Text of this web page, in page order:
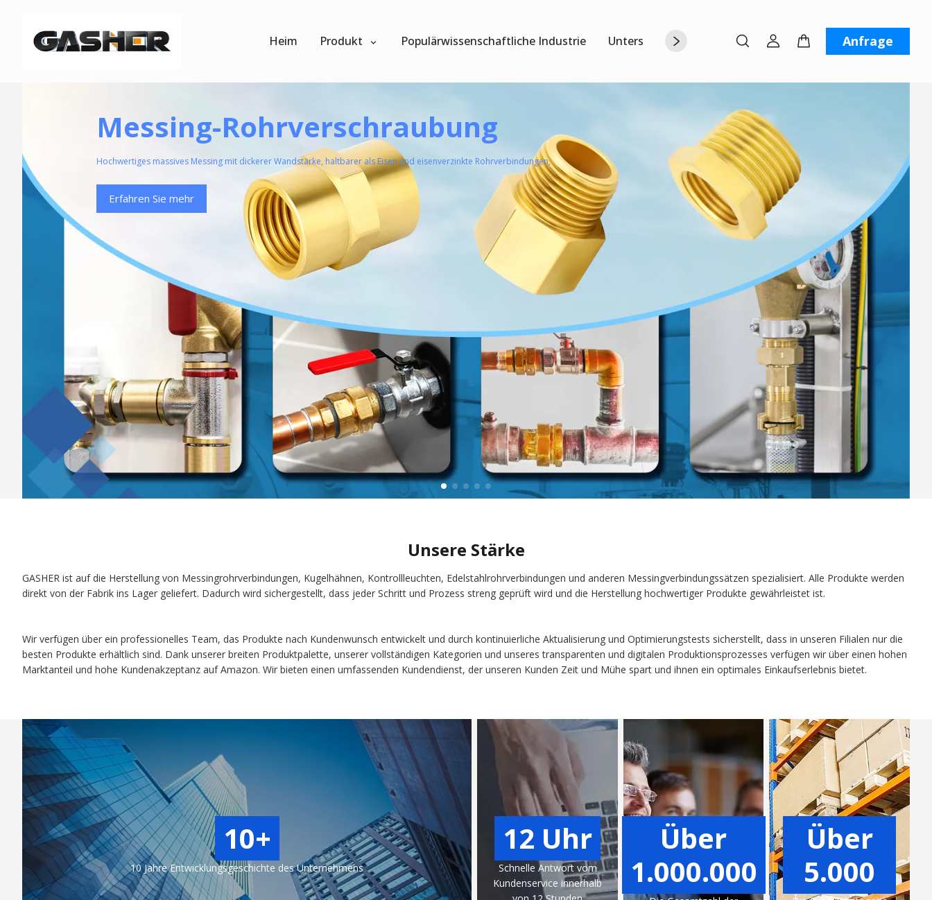
Heim Produkt Populärwissenschaftliche Industrie Unterstützung Über uns Kontaktiere unsAnfrage
Messing-Rohrverschraubung
Hochwertiges massives Messing mit dickerer Wandstärke, haltbarer als Eisen und eisenverzinkte Rohrverbindungen,
Erfahren Sie mehr
Unsere Stärke
GASHER ist auf die Herstellung von Messingrohrverbindungen, Kugelhähnen, Kontrollleuchten, Edelstahlrohrverbindungen und anderen Messingverbindungssätzen spezialisiert. Alle Produkte werden
direkt von der Fabrik ins Lager geliefert. Dadurch wird sichergestellt, dass jeder Schritt und Prozess streng geprüft wird und die Herstellung hochwertiger Produkte gewährleistet ist.
Wir verfügen über ein professionelles Team, das Produkte nach Kundenwunsch entwickelt und durch kontinuierliche Aktualisierung und Optimierungstests sicherstellt, dass in unseren Filialen nur die
besten Produkte erhältlich sind. Dank unserer breiten Produktpalette, unserer vollständigen Kategorien und unseres transparenten und digitalen Produktionsprozesses verfügen wir über einen hohen
Marktanteil und hohe Kundenakzeptanz auf Amazon. Wir bieten einen umfassenden Kundendienst, der unseren Kunden Zeit und Mühe spart und ihnen ein optimales Einkaufserlebnis bietet.
10+
10 Jahre Entwicklungsgeschichte des Unternehmens
12 Uhr
Schnelle Antwort vom
Kundenservice innerhalb
Über
1.000.000
Über
5.000